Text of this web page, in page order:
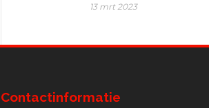
13 mrt 2023
Contactinformatie